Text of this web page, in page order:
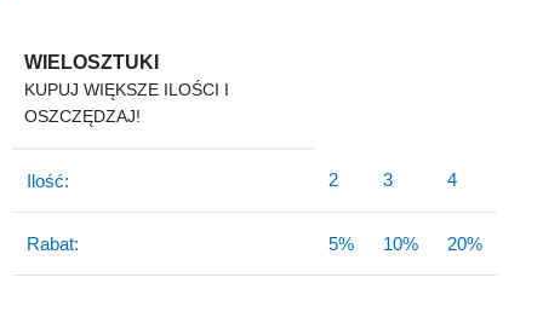
WIELOSZTUKI
KUPUJ WIĘKSZE ILOŚCI I
OSZCZĘDZAJ!
Ilość: 2 3 4
Rabat: 5% 10% 20%